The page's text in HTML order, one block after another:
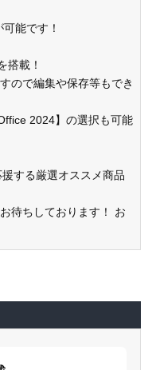
能です！
搭載！
ので編集や保存等もでき
2024】の選択も可能
する厳選オススメ商品
待ちしております！ お